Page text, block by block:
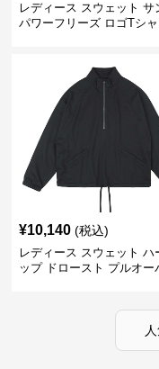
レディース スウェット サ
パワーフリーズ ロゴTシ
¥10,140 (税込)
レディース スウェット ハ
ップ ドロースト プルオー